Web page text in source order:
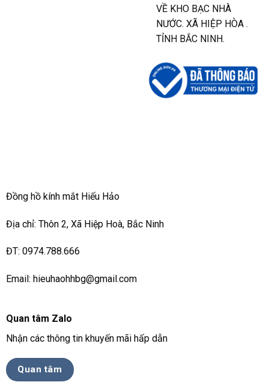
VỀ KHO BẠC NHÀ
NƯỚC. XÃ HIỆP HÒA .
TỈNH BẮC NINH.
Đồng hồ kính mắt Hiếu Hảo
Địa chỉ: Thôn 2, Xã Hiệp Hoà, Bắc Ninh
ĐT: 0974.788.666
Email: hieuhaohhbg@gmail.com
Quan tâm Zalo
Nhận các thông tin khuyến mãi hấp dẫn
Quan tâm